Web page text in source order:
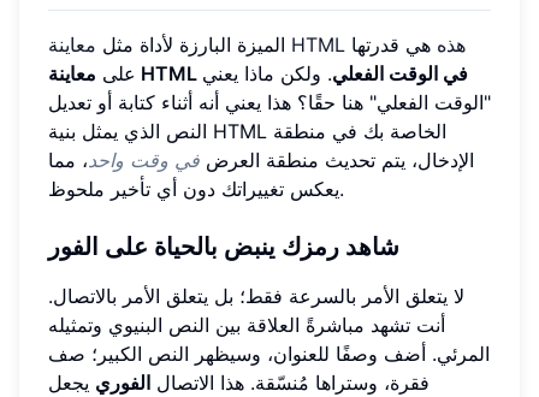
الميزة البارزة لأداة مثل معاينة HTML هذه هي قدرتها
على
معاينة HTML في الوقت الفعلي. ولكن ماذا يعني
"الوقت الفعلي" هنا حقًا؟ هذا يعني أنه أثناء كتابة أو تعديل
النص الذي يمثل بنية HTML الخاصة بك في منطقة
الإدخال، يتم تحديث منطقة العرض في وقت واحد، مما
يعكس تغييراتك دون أي تأخير ملحوظ.
شاهد رمزك ينبض بالحياة على الفور
لا يتعلق الأمر بالسرعة فقط؛ بل يتعلق الأمر بالاتصال.
أنت تشهد مباشرةً العلاقة بين النص البنيوي وتمثيله
المرئي. أضف وصفًا للعنوان، وسيظهر النص الكبير؛ صف
فقرة، وستراها مُنسّقة. هذا الاتصال الفوري يجعل